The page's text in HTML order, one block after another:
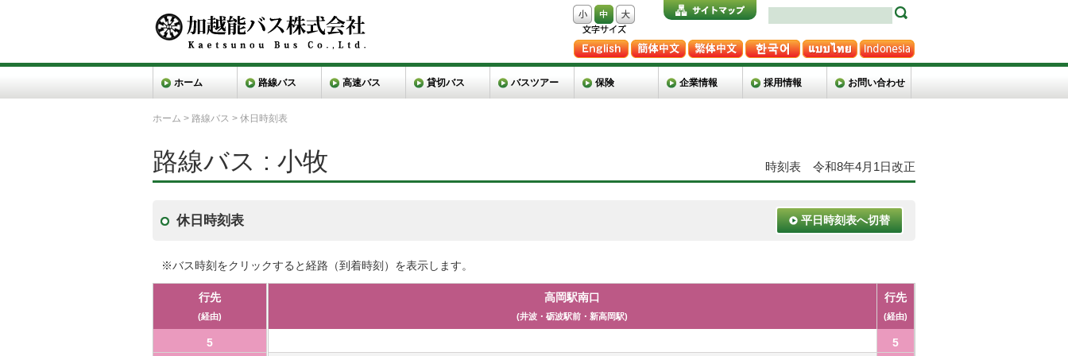
ホーム 路線バス 高速バス 貸切バス バスツアー 保険 企業情報 採用情報 お問い合わせ
ホーム > 路線バス > 休日時刻表
路線バス : 小牧 時刻表 令和8年4月1日改正
休日時刻表 平日時刻表へ切替
※バス時刻をクリックすると経路（到着時刻）を表示します。
高岡駅南口 行先
(井波・砺波駅前・新高岡駅) (経由)
5
行先
(経由)
5